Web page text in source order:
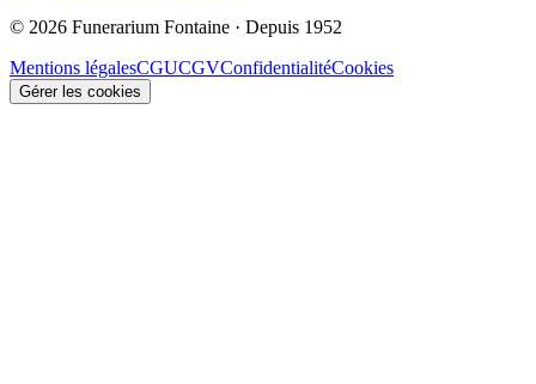
© 2026 Funerarium Fontaine · Depuis 1952
Mentions légalesCGUCGVConfidentialitéCookies
Gérer les cookies